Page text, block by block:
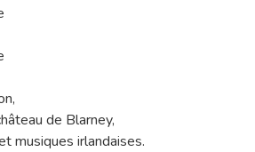
de Blarney,
musiques irlandaises.